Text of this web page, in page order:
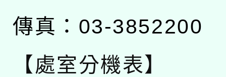
傳真：03-3852200
【處室分機表】